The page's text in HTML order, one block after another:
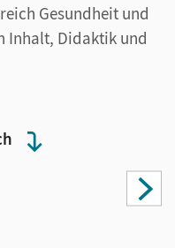
Gesundheit und
Inhalt, Didaktik und